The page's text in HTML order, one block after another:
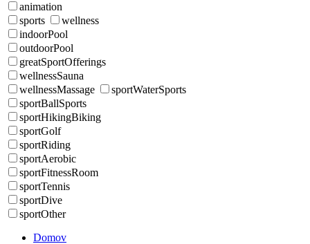
animation
sports
wellness
indoorPool
outdoorPool
greatSportOfferings
wellnessSauna
wellnessMassage
sportWaterSports
sportBallSports
sportHikingBiking
sportGolf
sportRiding
sportAerobic
sportFitnessRoom
sportTennis
sportDive
sportOther
Domov